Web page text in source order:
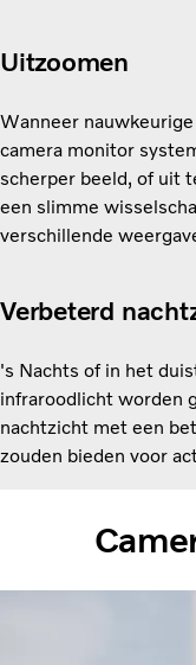
Uitzoomen
Wanneer
camera monitor
scherper beeld, of uit
een slimme
verschillende
Verbeterd
's Nachts of in het
infraroodlicht worden
nachtzicht met een
zouden bieden voor